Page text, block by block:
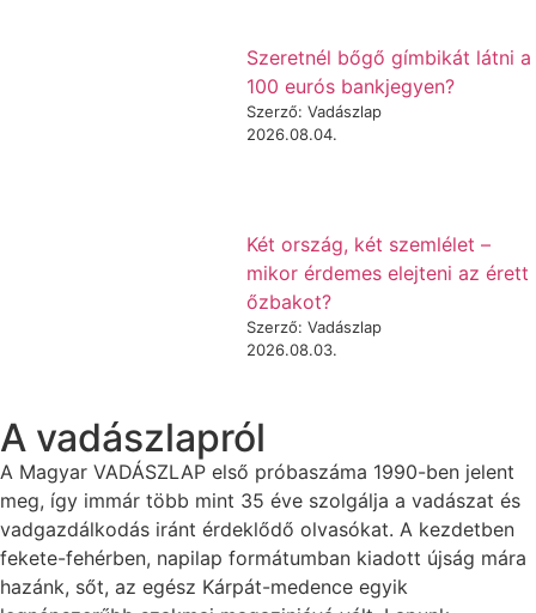
Szeretnél bőgő gímbikát látni a
100 eurós bankjegyen?
Szerző: Vadászlap
2026.08.04.
Két ország, két szemlélet –
mikor érdemes elejteni az érett
őzbakot?
Szerző: Vadászlap
2026.08.03.
A vadászlapról
A Magyar VADÁSZLAP első próbaszáma 1990-ben jelent
meg, így immár több mint 35 éve szolgálja a vadászat és
vadgazdálkodás iránt érdeklődő olvasókat. A kezdetben
fekete-fehérben, napilap formátumban kiadott újság mára
hazánk, sőt, az egész Kárpát-medence egyik